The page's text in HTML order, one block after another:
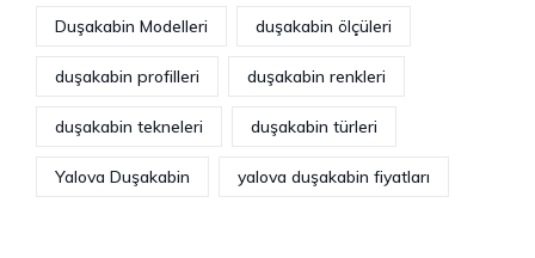
Duşakabin Modelleri duşakabin ölçüleri
duşakabin profilleri duşakabin renkleri
duşakabin tekneleri duşakabin türleri
Yalova Duşakabin yalova duşakabin fiyatları